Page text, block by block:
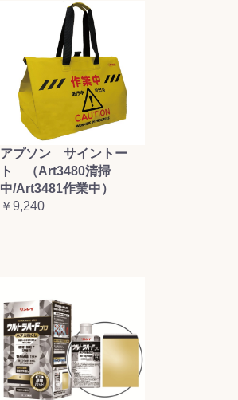
アプソン サイントー
ト （Art3480清掃
中/Art3481作業中）
￥9,240